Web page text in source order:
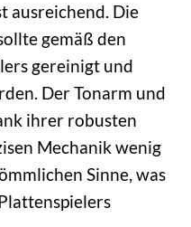
ausreichend. Die
gemäß den
gereinigt und
Der Tonarm und
ihrer robusten
Mechanik wenig
Sinne, was